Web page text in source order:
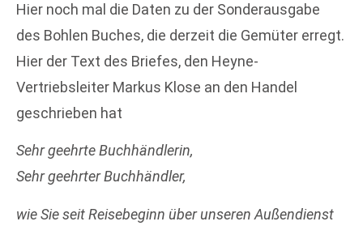
Hier noch mal die Daten zu der Sonderausgabe
des Bohlen Buches, die derzeit die Gemüter erregt.
Hier der Text des Briefes, den Heyne-
Vertriebsleiter Markus Klose an den Handel
geschrieben hat
Sehr geehrte Buchhändlerin,
Sehr geehrter Buchhändler,
wie Sie seit Reisebeginn über unseren Außendienst